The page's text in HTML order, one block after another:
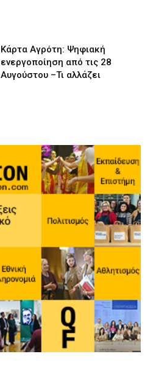
Κάρτα Αγρότη: Ψηφιακή
ενεργοποίηση από τις 28
Αυγούστου –Τι αλλάζει